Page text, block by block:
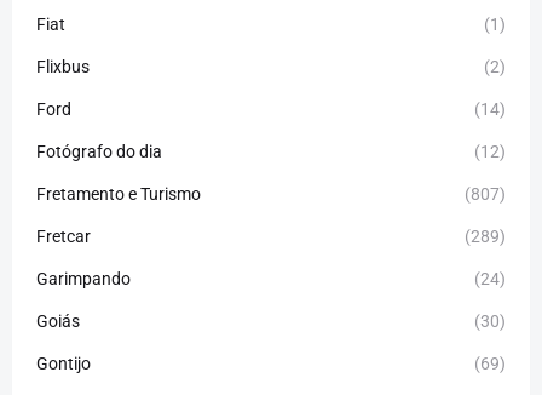
Fiat (1)
Flixbus (2)
Ford (14)
Fotógrafo do dia (12)
Fretamento e Turismo (807)
Fretcar (289)
Garimpando (24)
Goiás (30)
Gontijo (69)